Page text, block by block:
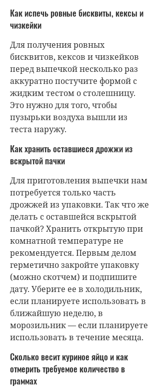
Как испечь ровные бисквиты, кексы и
чизкейки
Для получения ровных
бисквитов, кексов и чизкейков
перед выпечкой несколько раз
аккуратно постучите формой с
жидким тестом о столешницу.
Это нужно для того, чтобы
пузырьки воздуха вышли из
теста наружу.
Как хранить оставшиеся дрожжи из
вскрытой пачки
Для приготовления выпечки нам
потребуется только часть
дрожжей из упаковки. Так что же
делать с оставшейся вскрытой
пачкой? Хранить открытую при
комнатной температуре не
рекомендуется. Первым делом
герметично закройте упаковку
(можно скотчем) и подпишите
дату. Уберите ее в холодильник,
если планируете использовать в
ближайшую неделю, в
морозильник — если планируете
использовать в течение месяца.
Сколько весит куриное яйцо и как
отмерить требуемое количество в
граммах